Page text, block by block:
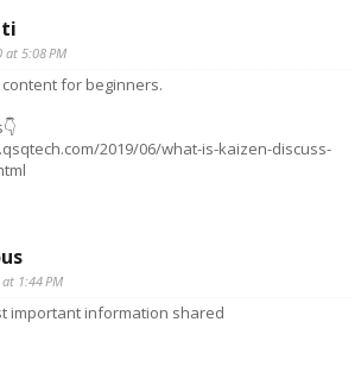
at 5:08 PM
for beginners.
2019/06/what-is-kaizen-discuss-
1:44 PM
important information shared